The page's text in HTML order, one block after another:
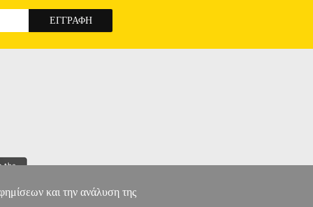
και την ανάλυση της